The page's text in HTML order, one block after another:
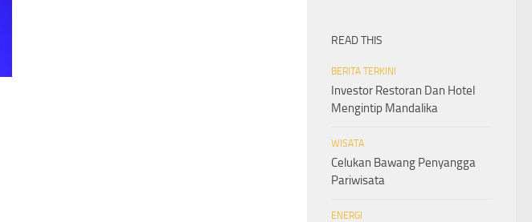
READ THIS
BERITA TERKINI
Investor Restoran Dan Hotel
Mengintip Mandalika
WISATA
Celukan Bawang Penyangga
Pariwisata
ENERGI